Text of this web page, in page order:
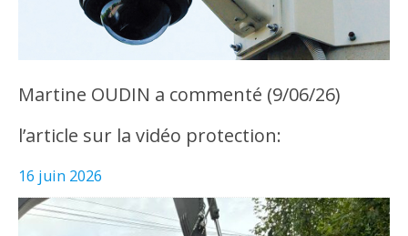
Martine OUDIN a commenté (9/06/26)
l’article sur la vidéo protection:
16 juin 2026